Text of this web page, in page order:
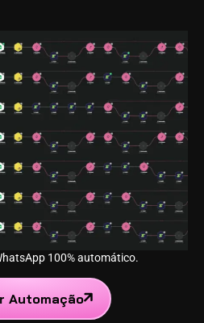
100% automático.
Automação